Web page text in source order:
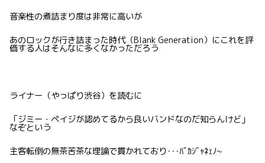
音楽性の煮詰まり度は非常に高いが
あのロックが行き詰まった時代（Blank Generation）にこれを評
価する人はそんなに多くなかっただろう
ライナー（やっぱり渋谷）を読むに
「ジミー・ペイジが認めてるから良いバンドなのだ知らんけど」
なぞという
主客転倒の無茶苦茶な理論で貫かれており･･･ﾊﾞｶｼﾞｬﾈｪﾉ~